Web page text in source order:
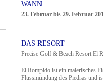
WANN
23. Februar bis 29. Februar
DAS RESORT
Precise Golf & Beach Resort
El Rompido ist ein malerisches
Flussmündung des Piedras und